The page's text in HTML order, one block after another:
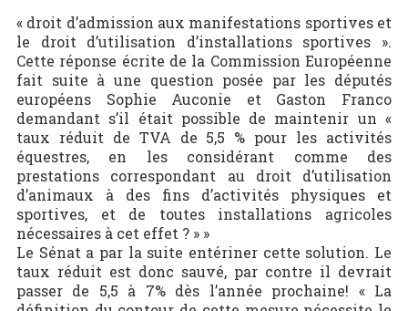
« droit d’admission aux manifestations sportives et
le droit d’utilisation d’installations sportives ».
Cette réponse écrite de la Commission Européenne
fait suite à une question posée par les députés
européens Sophie Auconie et Gaston Franco
demandant s’il était possible de maintenir un «
taux réduit de TVA de 5,5 % pour les activités
équestres, en les considérant comme des
prestations correspondant au droit d’utilisation
d’animaux à des fins d’activités physiques et
sportives, et de toutes installations agricoles
nécessaires à cet effet ? » »
Le Sénat a par la suite entériner cette solution. Le
taux réduit est donc sauvé, par contre il devrait
passer de 5,5 à 7% dès l’année prochaine! « La